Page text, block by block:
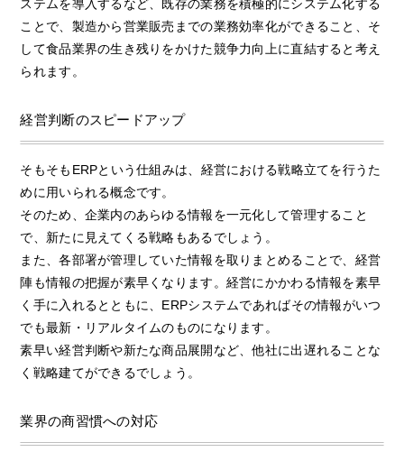
ステムを導入するなど、既存の業務を積極的にシステム化する
ことで、製造から営業販売までの業務効率化ができること、そ
して食品業界の生き残りをかけた競争力向上に直結すると考え
られます。
経営判断のスピードアップ
そもそもERPという仕組みは、経営における戦略立てを行うた
めに用いられる概念です。
そのため、企業内のあらゆる情報を一元化して管理すること
で、新たに見えてくる戦略もあるでしょう。
また、各部署が管理していた情報を取りまとめることで、経営
陣も情報の把握が素早くなります。経営にかかわる情報を素早
く手に入れるとともに、ERPシステムであればその情報がいつ
でも最新・リアルタイムのものになります。
素早い経営判断や新たな商品展開など、他社に出遅れることな
く戦略建てができるでしょう。
業界の商習慣への対応